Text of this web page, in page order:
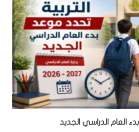
العام الدراسي الجديد